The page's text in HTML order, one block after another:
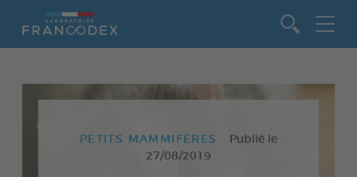
PETITS MAMMIFÈRES
Publié le
27/08/2019